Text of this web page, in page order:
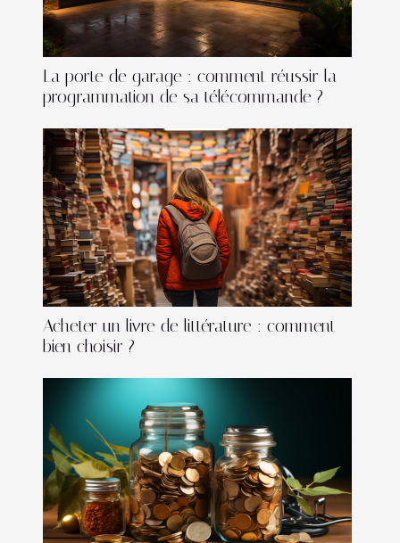
La porte de garage : comment réussir la
programmation de sa télécommande ?
Acheter un livre de littérature : comment
bien choisir ?